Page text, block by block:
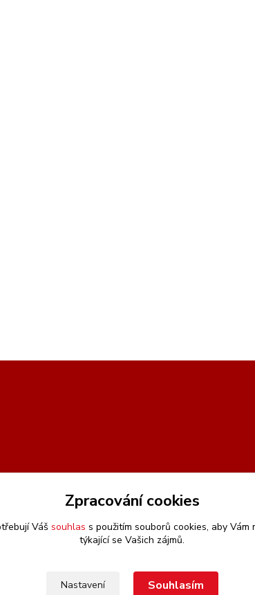
Zpracování cookies
Váš souhlas s použitím souborů cookies, aby
týkající se Vašich zájmů.
Nastavení Souhlasím